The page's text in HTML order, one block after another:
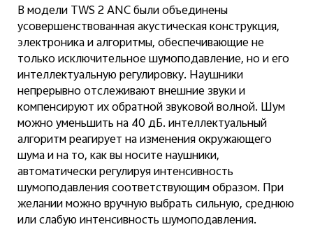
В модели TWS 2 ANC были объединены
усовершенствованная акустическая конструкция,
электроника и алгоритмы, обеспечивающие не
только исключительное шумоподавление, но и его
интеллектуальную регулировку. Наушники
непрерывно отслеживают внешние звуки и
компенсируют их обратной звуковой волной. Шум
можно уменьшить на 40 дБ. интеллектуальный
алгоритм реагирует на изменения окружающего
шума и на то, как вы носите наушники,
автоматически регулируя интенсивность
шумоподавления соответствующим образом. При
желании можно вручную выбрать сильную, среднюю
или слабую интенсивность шумоподавления.